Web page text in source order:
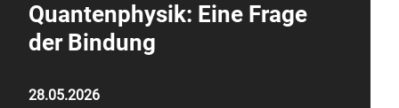
Quantenphysik: Eine Frage
der Bindung
28.05.2026